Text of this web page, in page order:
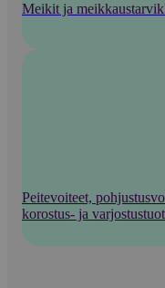
Meikit ja
Peitevoiteet,
korostus- ja